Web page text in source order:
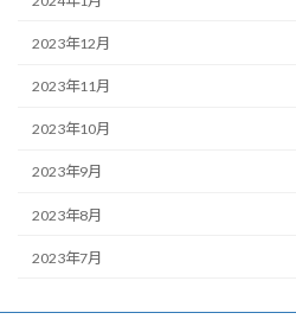
2023年12月
2023年11月
2023年10月
2023年9月
2023年8月
2023年7月